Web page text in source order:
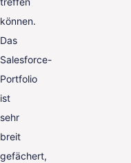
können.
Das
Salesforce-
Portfolio
ist
sehr
breit
gefächert,